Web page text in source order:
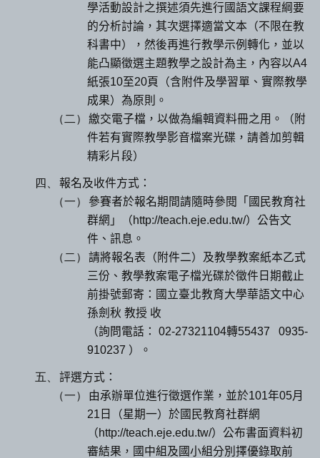
學活動設計之撰述須先進行國語文課程綱要
的分析討論，其次選擇適當文本（不限在教
科書中），然後再進行教學示例轉化，並以
能凸顯徵選主題教學之設計為主，內容以A4
紙張10至20頁（含附件及學習單、實際教學
成果）為原則。
（二）
繳交電子檔，以做為編輯資料冊之用。（附
件若有實際教學影音檔案光碟，請善加剪輯
精彩片段）
四、
報名及收件方式：
（一）
參賽者於報名期間請隨時參閱「國民教育社
群網」（http://teach.eje.edu.tw/）公告文
件、訊息。
（二）
請將報名表（附件二）及教學教案紙本乙式
三份、教學教案電子檔光碟於徵件日期截止
前掛號郵寄：國立臺北教育大學華語文中心
孫劍秋 教授 收
（詢問電話： 02-27321104轉55437 0935-
910237 ）。
五、
評選方式：
（一）
由承辦單位進行徵選作業，並於101年05月
21 日（星期一）於國民教育社群網
（http://teach.eje.edu.tw/）公布書面資料初
審結果，國中組及國小組分別擇優錄取前